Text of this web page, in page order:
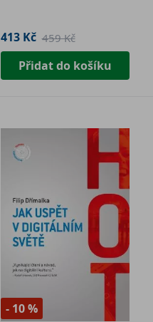
413 Kč 459 Kč
Přidat do košíku
- 10 %